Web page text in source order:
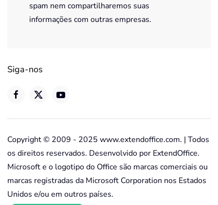
spam nem compartilharemos suas
informações com outras empresas.
Siga-nos
Copyright © 2009 - 2025 www.extendoffice.com. | Todos
os direitos reservados. Desenvolvido por ExtendOffice.
Microsoft e o logotipo do Office são marcas comerciais ou
marcas registradas da Microsoft Corporation nos Estados
Unidos e/ou em outros países.